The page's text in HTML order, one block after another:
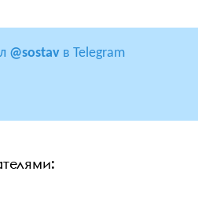
@sostav в Telegram